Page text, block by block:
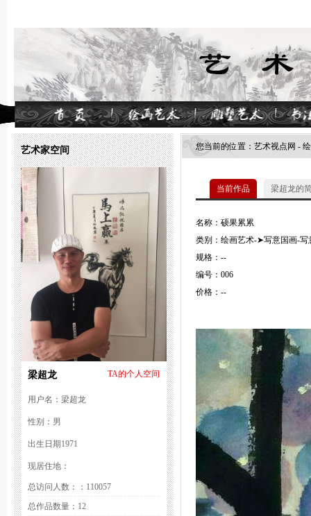
艺术家空间
梁超龙 TA的个人空间
用户名：梁超龙
性别：男
出生日期1971
现居住地：
总访问人数：：110057
总作品数量：12
您当前的位置： 艺术视点网 -
当前作品 梁超龙的
名称：硕果累累
类别：绘画艺术-➤写意国画-写
规格：--
编号：006
价格：--